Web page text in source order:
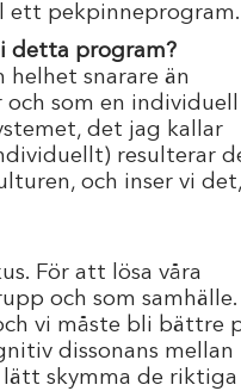
ett pekpinneprogram.
detta program?
snarare än
som en individuell
det jag kallar
resulterar
och inser vi
För att lösa våra
och som samhälle.
vi måste bli bättre
dissonans mellan
lätt skymma de riktiga